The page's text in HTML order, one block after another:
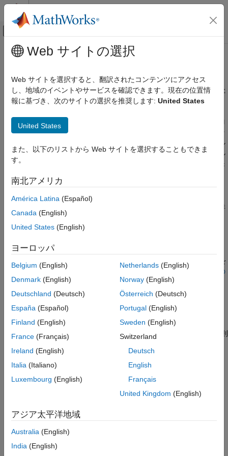
コンテンツへスキップ
オフキャンバス ナビゲーション メ
ドキュメンテーションのホーム
ブロックとブロックセットの作成
カテゴリ
ブロック作成の基礎
C/C++ を使用したブロックの作成
ブロックセット デザイナーを使用したブロ
ブロック マスクの作成
メインコンテンツ
ブロック アルゴリズムの作成
ブロック作成の基礎、ブロックを作成するための MATLAB®また
は C/C++ の使用
みライブラリ内にシステムをモデル化するためのさまざまなブロ
ックが用意されています。標準の組み込みライブラリ内のブロッ
クがモデル化要件を満たさない場合は、複雑なシステムをモデル
化したり一意のブロックの動作を実装したりするブロックのアル
ゴリズムを作成することで、Simulink のモデル化機能を拡張でき
ます。再利用可能なブロックを作成するには、特殊な API 内で
MATLAB コードまたは C/C++ コードを使用します。
さまざまなブロック作成ツールを選択するときに役立つ情報の詳
細については、
Simulink Using C/C++ or MATLAB
既存の Simulink モデル、外部ツール、または外部コードを
Simulink に統合して、Simulink ブロックおよびコンポーネントを
モデル化することもできます。詳細については、 大規模モデルの
コンポーネントの作成
を参照してください。
カテゴリ
ブロック作成の基礎
ブロックを作成して Simulink のモデル化機能を拡張する際の原則
MATLAB を使用したブロックの作成
の作成
C/C++ を使用したブロックの作成
特殊な API 内で C/C++ コードを使用することによるブロックの
Web サイトの選択
Web サイトを選択すると、翻訳されたコンテンツにアクセス
し、地域のイベントやサービスを確認できます。現在の位置情
報に基づき、次のサイトの選択を推奨します: United States
United States
また、以下のリストから Web サイトを選択することもできま
す。
南北アメリカ
América Latina (Español)
Canada (English)
United States (English)
ヨーロッパ
Belgium (English)
Denmark (English)
Deutschland (Deutsch)
España (Español)
Finland (English)
France (Français)
Ireland (English)
Italia (Italiano)
Luxembourg (English)
Netherlands(English)
Norway(English)
Österreich (Deutsch)
Portugal(English)
Sweden (English)
Switzerland
Deutsch
English
Français
United Kingdom (English)
アジア太平洋地域
Australia (English)
India (English)